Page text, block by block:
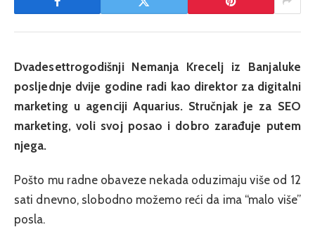
Dvadesettrogodišnji Nemanja Krecelj iz Banjaluke
posljednje dvije godine radi kao direktor za digitalni
marketing u agenciji Aquarius. Stručnjak je za SEO
marketing, voli svoj posao i dobro zarađuje putem
njega.
Pošto mu radne obaveze nekada oduzimaju više od 12
sati dnevno, slobodno možemo reći da ima “malo više”
posla.